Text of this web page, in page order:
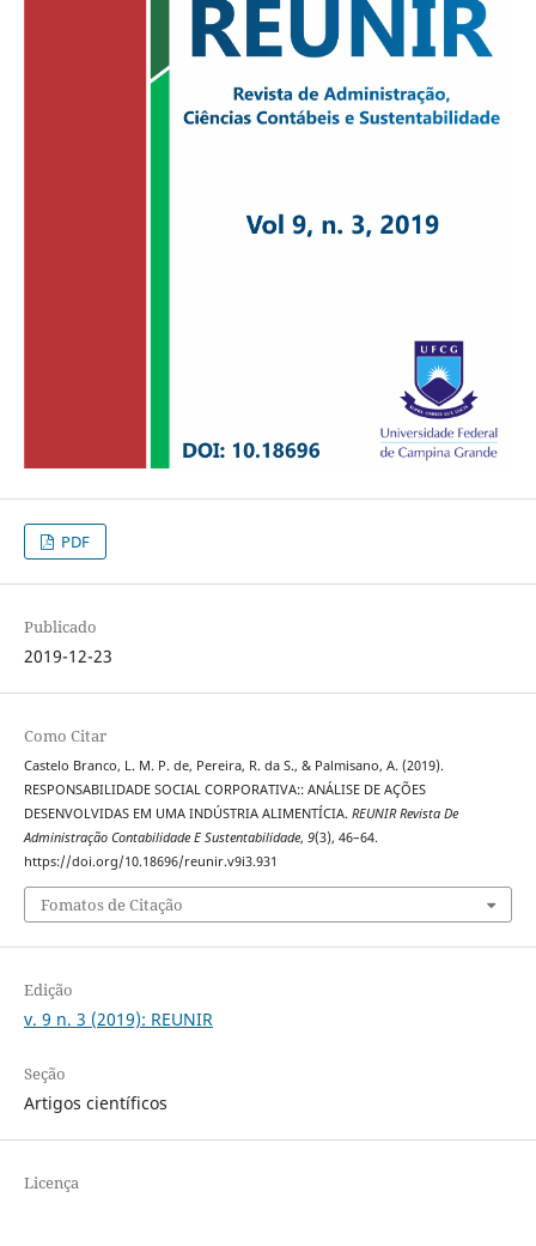
PDF
Publicado
2019-12-23
Como Citar
Castelo Branco, L. M. P. de, Pereira, R. da S., & Palmisano, A. (2019).
RESPONSABILIDADE SOCIAL CORPORATIVA:: ANÁLISE DE AÇÕES
DESENVOLVIDAS EM UMA INDÚSTRIA ALIMENTÍCIA. REUNIR Revista De
Administração Contabilidade E Sustentabilidade, 9(3), 46–64.
https://doi.org/10.18696/reunir.v9i3.931
Fomatos de Citação
Edição
v. 9 n. 3 (2019): REUNIR
Seção
Artigos científicos
Licença